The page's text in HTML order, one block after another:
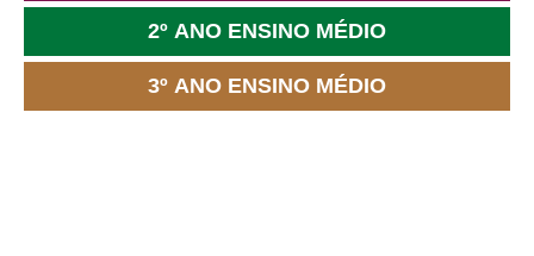
2º ANO ENSINO MÉDIO
3º ANO ENSINO MÉDIO